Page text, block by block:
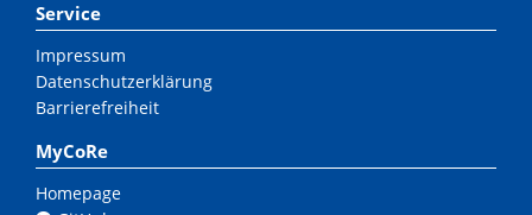
Service
Impressum
Datenschutzerklärung
Barrierefreiheit
MyCoRe
Homepage